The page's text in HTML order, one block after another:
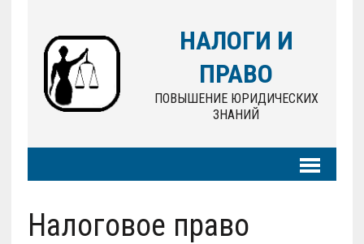
НАЛОГИ И
ПРАВО
ПОВЫШЕНИЕ ЮРИДИЧЕСКИХ
ЗНАНИЙ
Налоговое право